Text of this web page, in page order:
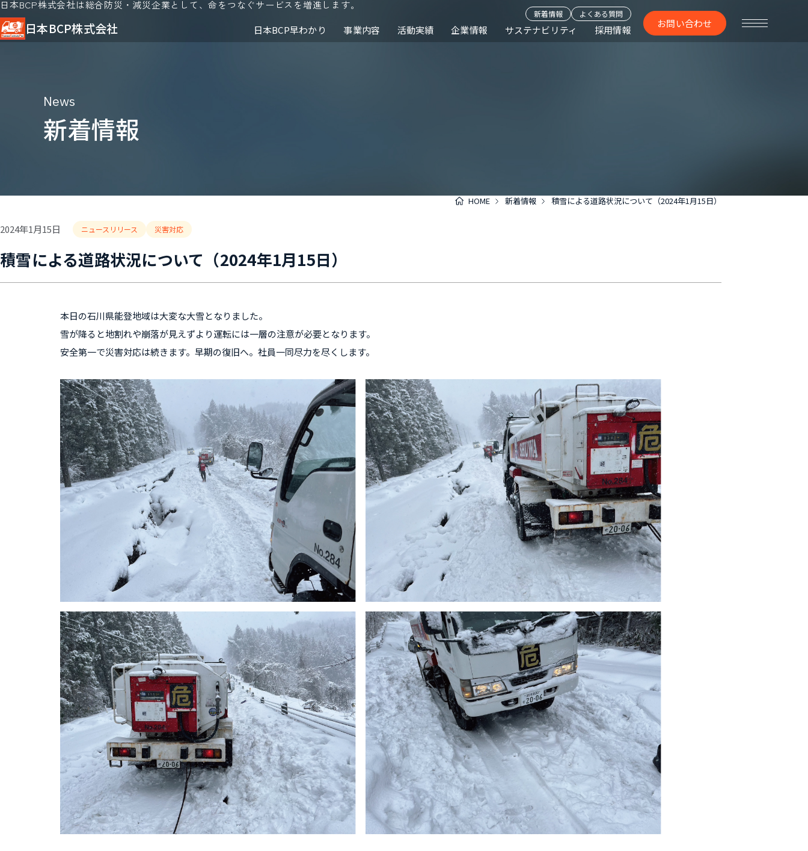
日本BCP株式会社は総合防災・減災企業として、命をつなぐサービスを増進します。
日本BCP株式会社 日本BCP早わかり 事業内容 活動実績 企業情報 サステナビリティ 採用情報
新着情報 よくある質問
お問い合わせ
News
新着情報
HOME 新着情報 積雪による道路状況について（2024年1月15日）
2024年1月15日 ニュースリリース 災害対応
積雪による道路状況について（2024年1月15日）
本日の石川県能登地域は大変な大雪となりました。
雪が降ると地割れや崩落が見えずより運転には一層の注意が必要となります。
安全第一で災害対応は続きます。早期の復旧へ。社員一同尽力を尽くします。